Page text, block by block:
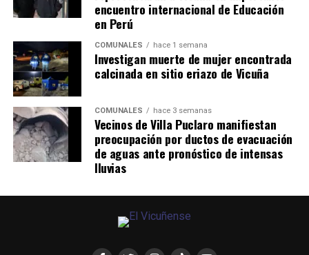
encuentro internacional de Educación
en Perú
COMUNALES hace 1 semana
Investigan muerte de mujer encontrada
calcinada en sitio eriazo de Vicuña
COMUNALES hace 3 semanas
Vecinos de Villa Puclaro manifiestan
preocupación por ductos de evacuación
de aguas ante pronóstico de intensas
lluvias